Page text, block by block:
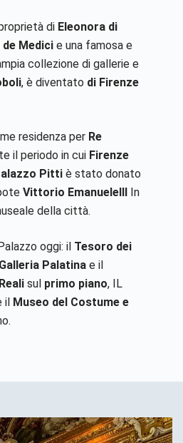
di Eleonora di
de Medici e una famosa e
collezione di gallerie e
, è diventato di Firenze
residenza per Re
il periodo in cui Firenze
Pitti è stato donato
Vittorio EmanueleIII In
della città.
oggi: il Tesoro dei
Galleria Palatina e il
sul primo piano, IL
il Museo del Costume e